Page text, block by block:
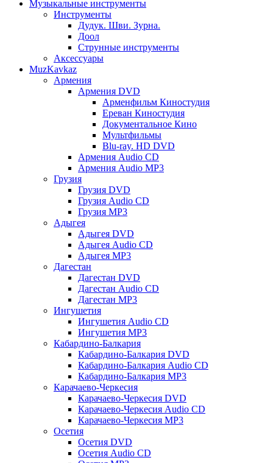
Музыкальные инструменты
Инструменты
Дудук. Шви. Зурна.
Доол
Струнные инструменты
Аксессуары
MuzKavkaz
Армения
Армения DVD
Арменфильм Киностудия
Ереван Киностудия
Документальное Кино
Мультфильмы
Blu-ray. HD DVD
Армения Audio CD
Армения Audio MP3
Грузия
Грузия DVD
Грузия Audio CD
Грузия MP3
Адыгея
Адыгея DVD
Адыгея Audio CD
Адыгея MP3
Дагестан
Дагестан DVD
Дагестан Audio CD
Дагестан MP3
Ингушетия
Ингушетия Audio CD
Ингушетия MP3
Кабардино-Балкария
Кабардино-Балкария DVD
Кабардино-Балкария Audio CD
Кабардино-Балкария MP3
Карачаево-Черкесия
Карачаево-Черкесия DVD
Карачаево-Черкесия Audio CD
Карачаево-Черкесия MP3
Осетия
Осетия DVD
Осетия Audio CD